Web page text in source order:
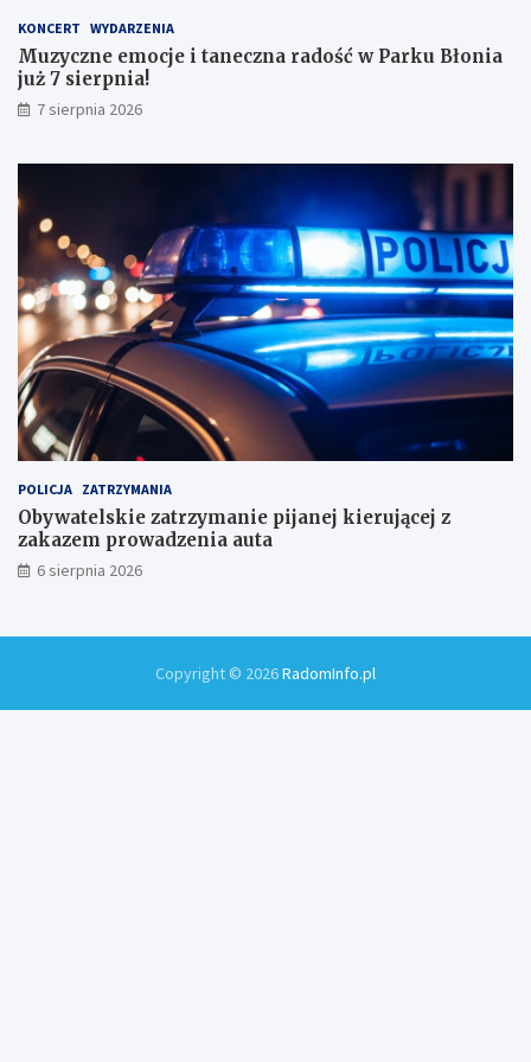
m
i
w
y
k
a
m
KONCERT WYDARZENIA
Muzyczne emocje i taneczna radość w Parku Błonia
już 7 sierpnia!
7 sierpnia 2026
POLICJA ZATRZYMANIA
Obywatelskie zatrzymanie pijanej kierującej z
zakazem prowadzenia auta
6 sierpnia 2026
Copyright © 2026RadomInfo.pl